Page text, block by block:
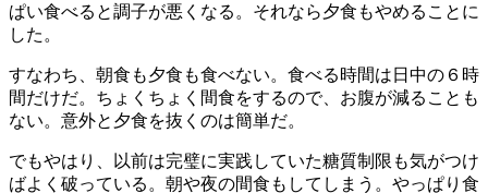
ぱい食べると調子が悪くなる。それなら夕食もやめることに
した。
すなわち、朝食も夕食も食べない。食べる時間は日中の６時
間だけだ。ちょくちょく間食をするので、お腹が減ることも
ない。意外と夕食を抜くのは簡単だ。
でもやはり、以前は完璧に実践していた糖質制限も気がつけ
ばよく破っている。朝や夜の間食もしてしまう。やっぱり食